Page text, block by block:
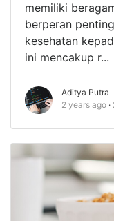
memiliki
berperan
kesehatan
ini mencakup r...
Aditya Putra
2 years ago